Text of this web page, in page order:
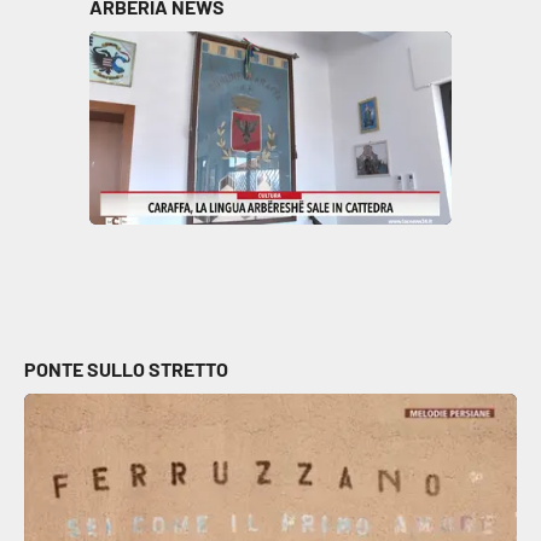
ARBËRIA NEWS
PONTE SULLO STRETTO